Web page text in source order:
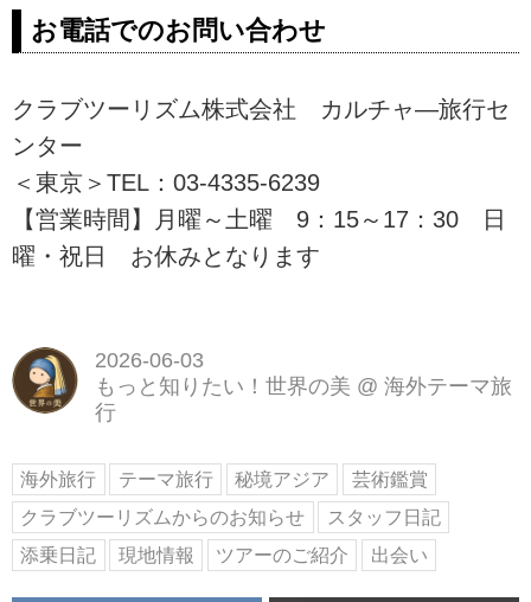
お電話でのお問い合わせ
クラブツーリズム株式会社 カルチャ―旅行セ
ンター
＜東京＞TEL：03-4335-6239
【営業時間】月曜～土曜 9：15～17：30 日
曜・祝日 お休みとなります
2026-06-03
もっと知りたい！世界の美 @ 海外テーマ旅
行
海外旅行 テーマ旅行 秘境アジア
芸術鑑賞
クラブツーリズムからのお知らせ
スタッフ日記
添乗日記
現地情報 ツアーのご紹介 出会い